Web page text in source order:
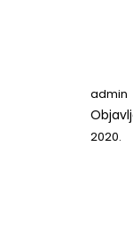
admin
2020.